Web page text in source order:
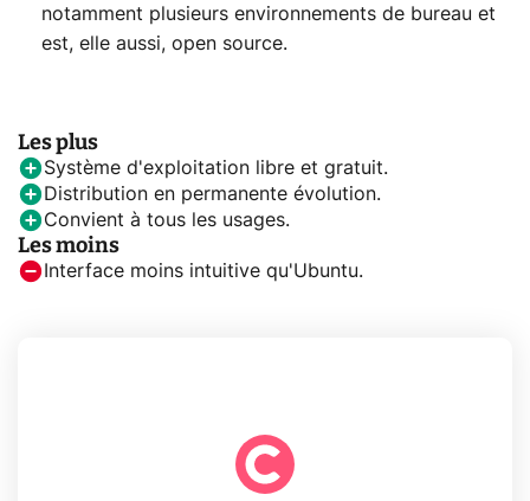
notamment plusieurs environnements de bureau et
est, elle aussi, open source.
Les plus
Système d'exploitation libre et gratuit.
Distribution en permanente évolution.
Convient à tous les usages.
Les moins
Interface moins intuitive qu'Ubuntu.